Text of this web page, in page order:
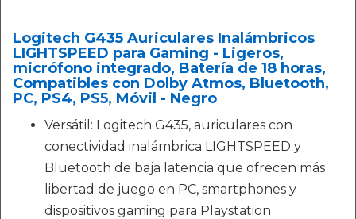
Logitech G435 Auriculares Inalámbricos
LIGHTSPEED para Gaming - Ligeros,
micrófono integrado, Batería de 18 horas,
Compatibles con Dolby Atmos, Bluetooth,
PC, PS4, PS5, Móvil - Negro
Versátil: Logitech G435, auriculares con
conectividad inalámbrica LIGHTSPEED y
Bluetooth de baja latencia que ofrecen más
libertad de juego en PC, smartphones y
dispositivos gaming para Playstation